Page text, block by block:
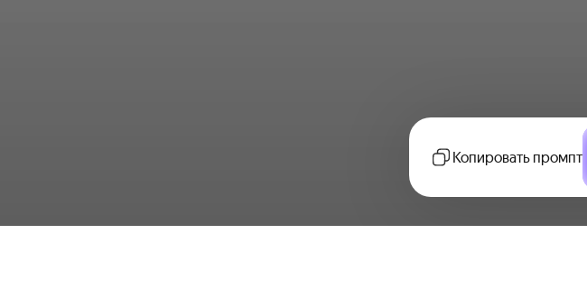
Копировать промпт